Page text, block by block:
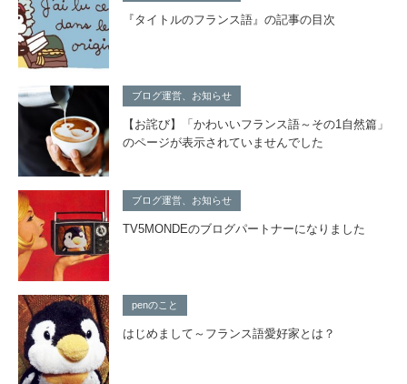
『タイトルのフランス語』の記事の目次
ブログ運営、お知らせ
【お詫び】「かわいいフランス語～その1自然篇」
のページが表示されていませんでした
ブログ運営、お知らせ
TV5MONDEのブログパートナーになりました
penのこと
はじめまして～フランス語愛好家とは？